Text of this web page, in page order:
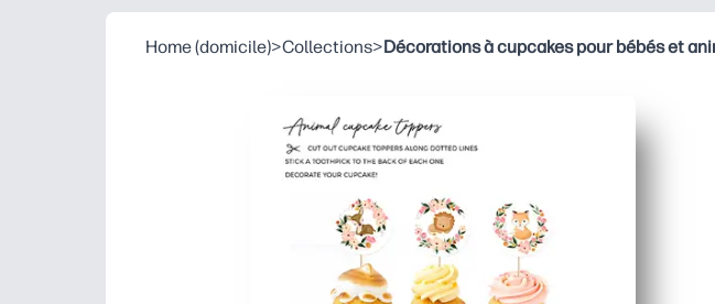
Home (domicile)>Collections>Décorations à cupcakes pour bébés et